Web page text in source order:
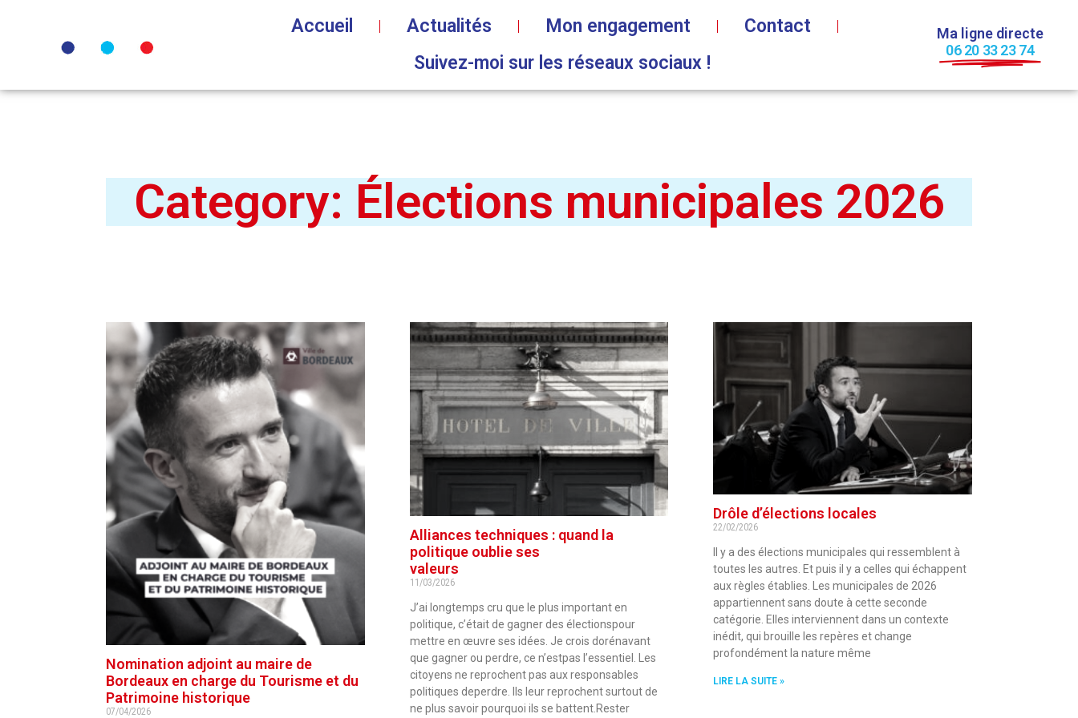
Accueil Actualités Mon engagement
Contact
Suivez-moi sur les réseaux sociaux !
Ma ligne directe
06 20 33 23 74
Category: Élections municipales 2026
Nomination adjoint au maire de
Bordeaux en charge du Tourisme et du
Patrimoine historique
07/04/2026
Alliances techniques : quand la
politique oublie ses
valeurs
11/03/2026
J’ai longtemps cru que le plus important en
politique, c’était de gagner des électionspour
mettre en œuvre ses idées. Je crois dorénavant
que gagner ou perdre, ce n’estpas l’essentiel. Les
citoyens ne reprochent pas aux responsables
politiques deperdre. Ils leur reprochent surtout de
ne plus savoir pourquoi ils se battent.Rester
Drôle d’élections locales
22/02/2026
Il y a des élections municipales qui ressemblent à
toutes les autres. Et puis il y a celles qui échappent
aux règles établies. Les municipales de 2026
appartiennent sans doute à cette seconde
catégorie. Elles interviennent dans un contexte
inédit, qui brouille les repères et change
profondément la nature même
LIRE LA SUITE »